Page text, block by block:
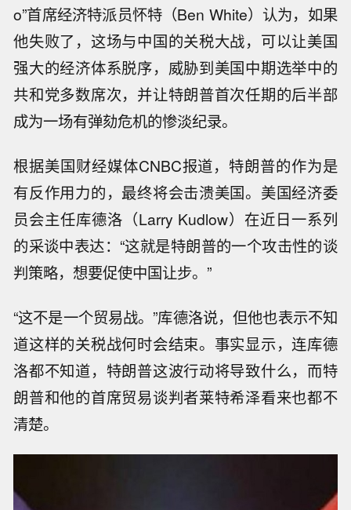
o”首席经济特派员怀特（Ben White）认为，如果
他失败了，这场与中国的关税大战，可以让美国
强大的经济体系脱序，威胁到美国中期选举中的
共和党多数席次，并让特朗普首次任期的后半部
成为一场有弹劾危机的惨淡纪录。
根据美国财经媒体CNBC报道，特朗普的作为是
有反作用力的，最终将会击溃美国。美国经济委
员会主任库德洛（Larry Kudlow）在近日一系列
的采谈中表达：“这就是特朗普的一个攻击性的谈
判策略，想要促使中国让步。”
“这不是一个贸易战。”库德洛说，但他也表示不知
道这样的关税战何时会结束。事实显示，连库德
洛都不知道，特朗普这波行动将导致什么，而特
朗普和他的首席贸易谈判者莱特希泽看来也都不
清楚。